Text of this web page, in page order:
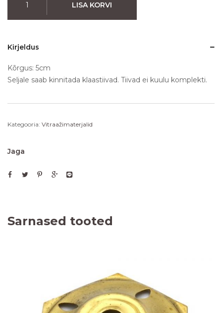
LISA KORVI
Kirjeldus
Kõrgus: 5cm
Seljale saab kinnitada klaastiivad. Tiivad ei kuulu komplekti.
Kategooria: Vitraažimaterjalid
Jaga
Sarnased tooted